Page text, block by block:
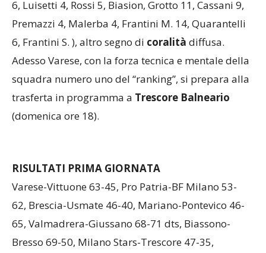
6, Luisetti 4, Rossi 5, Biasion, Grotto 11, Cassani 9,
Premazzi 4, Malerba 4, Frantini M. 14, Quarantelli
6, Frantini S. ), altro segno di coralità diffusa.
Adesso Varese, con la forza tecnica e mentale della
squadra numero uno del “ranking”, si prepara alla
trasferta in programma a Trescore Balneario
(domenica ore 18).
RISULTATI PRIMA GIORNATA
Varese-Vittuone 63-45, Pro Patria-BF Milano 53-
62, Brescia-Usmate 46-40, Mariano-Pontevico 46-
65, Valmadrera-Giussano 68-71 dts, Biassono-
Bresso 69-50, Milano Stars-Trescore 47-35,